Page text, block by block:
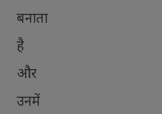
बनाता
है
और
उनमें